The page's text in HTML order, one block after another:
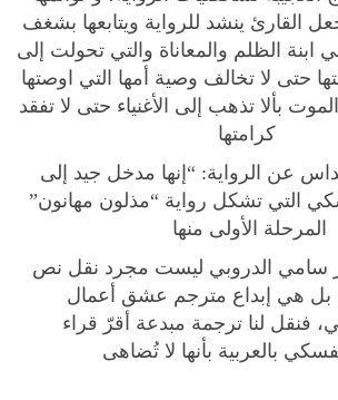
a
n
t
i
القارئ ينشد للرواية ويتابعها بشغف
ابنة الظلم والمعاناة والتي تحولت إلى
حتى لا تخالف وصية أمها التي اوصتها
بألا تذهب إلى الأغنياء حتى لا تفقد
كرامتها
عن الرواية: “إنها مدخل جيد إلى
التي تشكل رواية “مذلون مهانون”
المرحلة الأولى منها
بل هي إبداع مترجم عشق أعمال
فنقل لنا ترجمة مبدعة أقرّ قراء
بالعربية بأنها لا تُضاهى